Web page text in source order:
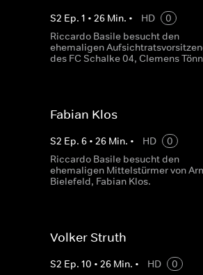
S2 Ep. 1 • 26 Min. • HD
0
Riccardo Basile besucht den
ehemaligen
des FC Schalke 04, Clemens
Fabian Klos
S2 Ep. 6 • 26 Min. • HD
0
Riccardo Basile besucht den
ehemaligen Mittelstürmer von
Bielefeld, Fabian Klos.
Volker Struth
S2 Ep. 10 • 26 Min. • HD
0